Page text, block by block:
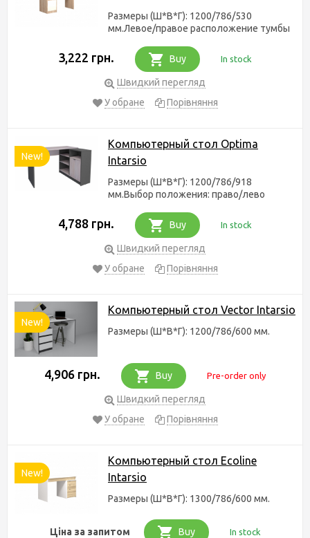
Размеры (Ш*В*Г): 1200/786/530
мм.Левое/правое расположение тумбы
3,222 грн. Buy In stock
Швидкий перегляд
У обране
Порівняння
New!
Компьютерный стол Optima
Intarsio
Размеры (Ш*В*Г): 1200/786/918
мм.Выбор положения: право/лево
4,788 грн. Buy In stock
Швидкий перегляд
У обране
Порівняння
New!
Компьютерный стол Vector Intarsio
Размеры (Ш*В*Г): 1200/786/600 мм.
4,906 грн. Buy Pre-order only
Швидкий перегляд
У обране
Порівняння
New!
Компьютерный стол Ecoline
Intarsio
Размеры (Ш*В*Г): 1300/786/600 мм.
Ціна за запитом Buy In stock